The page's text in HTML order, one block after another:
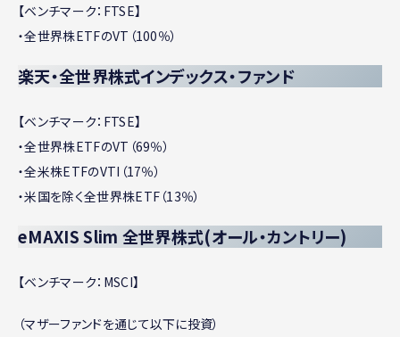
【ベンチマーク：FTSE】
・全世界株ETFのVT（100％）
楽天・全世界株式インデックス・ファンド
【ベンチマーク：FTSE】
・全世界株ETFのVT（69％）
・全米株ETFのVTI（17％）
・米国を除く全世界株ETF（13％）
eMAXIS Slim 全世界株式(オール・カントリー)
【ベンチマーク：MSCI】
（マザーファンドを通じて以下に投資）